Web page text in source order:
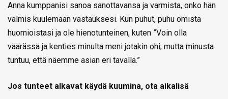
Anna kumppanisi sanoa sanottavansa ja varmista, onko hän
valmis kuulemaan vastauksesi. Kun puhut, puhu omista
huomioistasi ja ole hienotunteinen, kuten ”Voin olla
väärässä ja kenties minulta meni jotakin ohi, mutta minusta
tuntuu, että näemme asian eri tavalla.”
Jos tunteet alkavat käydä kuumina, ota aikalisä